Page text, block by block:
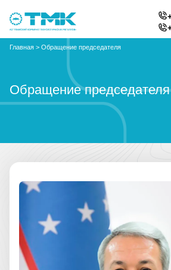
Главная > Обращение председателя
Обращение председателя